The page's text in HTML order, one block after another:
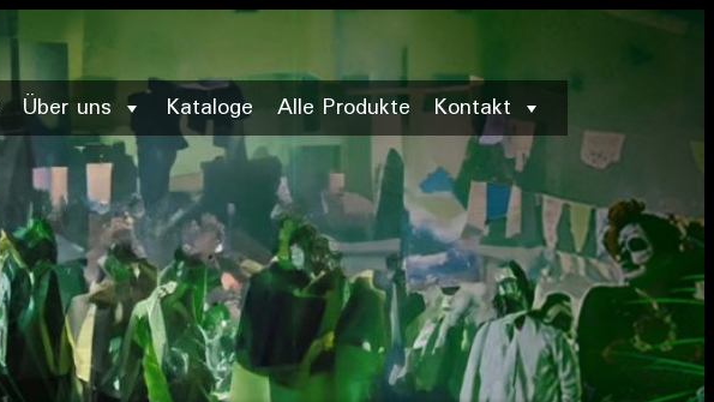
Über uns Kataloge Alle Produkte Kontakt